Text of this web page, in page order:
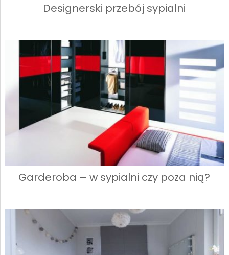
Designerski przebój sypialni
Garderoba – w sypialni czy poza nią?